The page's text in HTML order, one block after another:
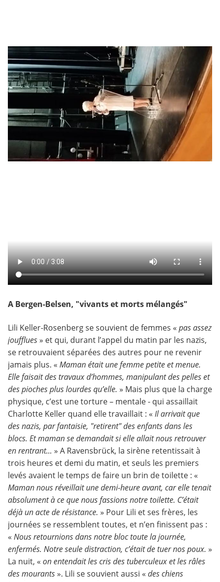
A Bergen-Belsen, "vivants et morts mélangés"
Lili Keller-Rosenberg se souvient de femmes « pas assez
joufflues» et qui, durant l’appel du matin par les nazis,
se retrouvaient séparées des autres pour ne revenir
jamais plus. « Maman était une femme petite et menue.
Elle faisait des travaux d’hommes, manipulant des pelles et
des pioches plus lourdes qu’elle. » Mais plus que la charge
physique, c’est une torture – mentale - qui assaillait
Charlotte Keller quand elle travaillait : « Il arrivait que
des nazis, par fantaisie, "retirent" des enfants dans les
blocs. Et maman se demandait si elle allait nous retrouver
en rentrant... » A Ravensbrück, la sirène retentissait à
trois heures et demi du matin, et seuls les premiers
levés avaient le temps de faire un brin de toilette : «
Maman nous réveillait une demi-heure avant, car elle tenait
absolument à ce que nous fassions notre toilette. C’était
déjà un acte de résistance. » Pour Lili et ses frères, les
journées se ressemblent toutes, et n’en finissent pas :
« Nous retournions dans notre bloc toute la journée,
enfermés. Notre seule distraction, c’était de tuer nos poux. »
La nuit, « on entendait les cris des tuberculeux et les râles
des mourants». Lili se souvient aussi « des chiens